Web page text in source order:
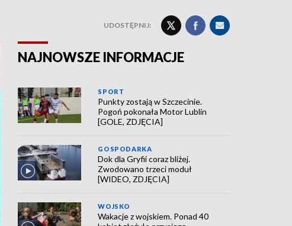
UDOSTĘPNIJ:
NAJNOWSZE INFORMACJE
SPORT
Punkty zostają w Szczecinie.
Pogoń pokonała Motor Lublin
[GOLE, ZDJĘCIA]
GOSPODARKA
Dok dla Gryfii coraz bliżej.
Zwodowano trzeci moduł
[WIDEO, ZDJĘCIA]
WOJSKO
Wakacje z wojskiem. Ponad 40